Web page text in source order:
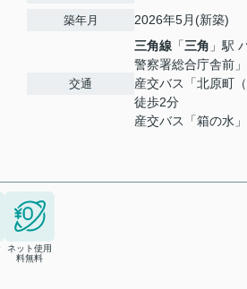
築年月 2026年5月(新築)
交通
三角線 「三角 」駅
警察署総合庁舎前
産交バス「北原町
徒歩2分
産交バス「箱の水
ネット使用
料無料